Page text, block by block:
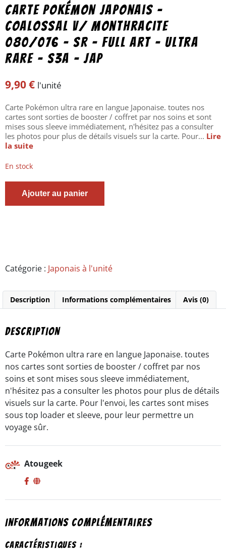
Carte Pokémon japonais –
coalossal V/ monthracite
080/076 – SR – full art – ultra
rare – s3a – jap
9,90€ l'unité
Carte Pokémon ultra rare en langue Japonaise. toutes nos
cartes sont sorties de booster / coffret par nos soins et sont
mises sous sleeve immédiatement, n'hésitez pas a consulter
les photos pour plus de détails visuels sur la carte. Pour... Lire
la suite
En stock
Carte
080/076
SR
full
-
-
s3a
-
jap
Ajouter au panier
Catégorie : Japonais à l'unité
Description Informations complémentaires Avis (0)
Description
Carte Pokémon ultra rare en langue Japonaise. toutes
nos cartes sont sorties de booster / coffret par nos
soins et sont mises sous sleeve immédiatement,
n'hésitez pas a consulter les photos pour plus de détails
visuels sur la carte. Pour l'envoi, les cartes sont mises
sous top loader et sleeve, pour leur permettre un
voyage sûr.
Atougeek
Informations complémentaires
Caractéristiques :